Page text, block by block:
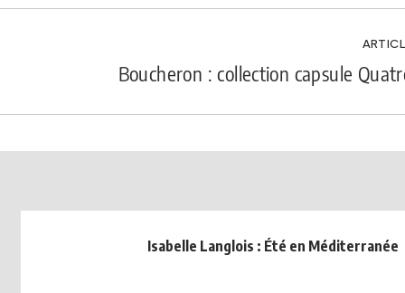
Boucheron : collection capsule
Isabelle Langlois : Été en Méditerranée